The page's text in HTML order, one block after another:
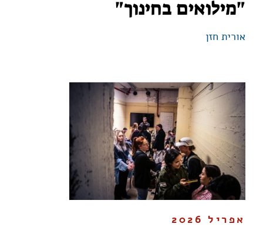
"מילואים בחינוך"
אורית חזן
אפריל 2026